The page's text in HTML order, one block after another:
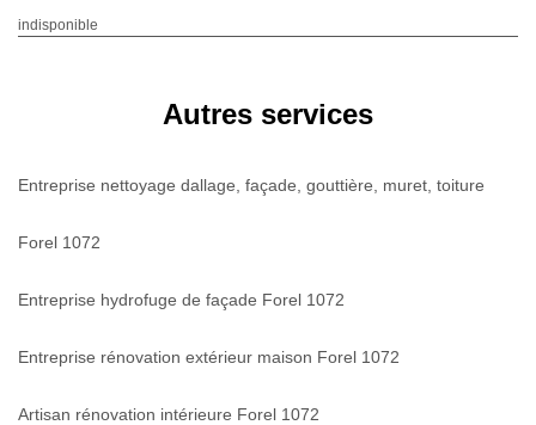
indisponible
Autres services
Entreprise nettoyage dallage, façade, gouttière, muret, toiture
Forel 1072
Entreprise hydrofuge de façade Forel 1072
Entreprise rénovation extérieur maison Forel 1072
Artisan rénovation intérieure Forel 1072